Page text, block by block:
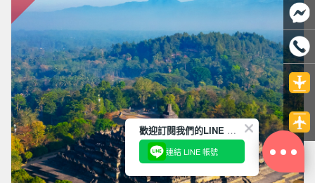
歡迎訂閱我們的LINE 官方帳號
連結 LINE 帳號